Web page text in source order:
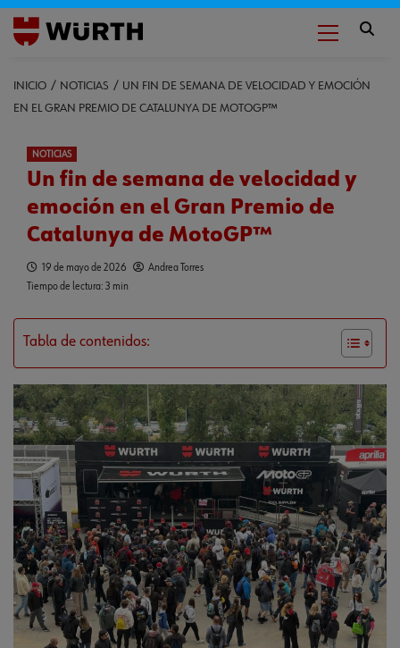
INICIO NOTICIAS
UN FIN DE SEMANA DE VELOCIDAD Y EMOCIÓN
EN EL GRAN PREMIO DE CATALUNYA DE MOTOGP™
NOTICIAS
Un fin de semana de velocidad y
emoción en el Gran Premio de
Catalunya de MotoGP™
19 de mayo de 2026
Andrea Torres
Tiempo de lectura: 3 min
Tabla de contenidos: